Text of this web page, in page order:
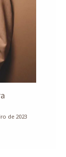
de 2023